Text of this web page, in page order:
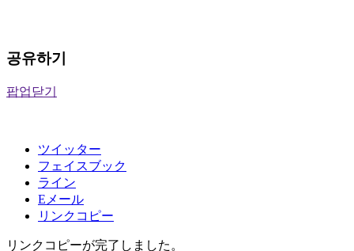
공유하기
팝업닫기
ツイッター
フェイスブック
ライン
Eメール
リンクコピー
リンクコピーが完了しました。